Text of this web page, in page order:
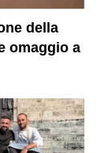
della
omaggio a